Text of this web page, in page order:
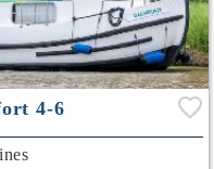
4-6